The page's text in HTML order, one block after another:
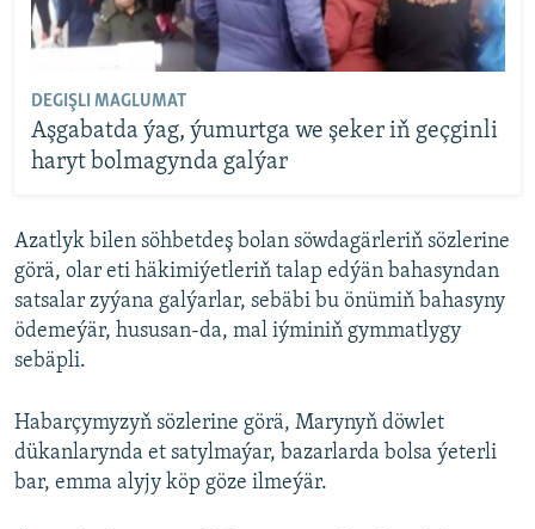
DEGIŞLI MAGLUMAT
Aşgabatda ýag, ýumurtga we şeker iň geçginli
haryt bolmagynda galýar
Azatlyk bilen söhbetdeş bolan söwdagärleriň sözlerine
görä, olar eti häkimiýetleriň talap edýän bahasyndan
satsalar zyýana galýarlar, sebäbi bu önümiň bahasyny
ödemeýär, hususan-da, mal iýminiň gymmatlygy
sebäpli.
Habarçymyzyň sözlerine görä, Marynyň döwlet
dükanlarynda et satylmaýar, bazarlarda bolsa ýeterli
bar, emma alyjy köp göze ilmeýär.